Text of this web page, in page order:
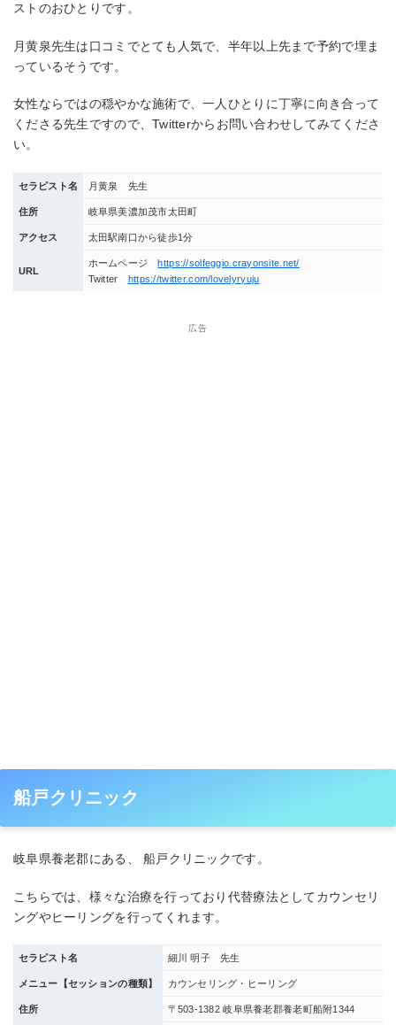
ストのおひとりです。
月黄泉先生は口コミでとても人気で、半年以上先まで予約で埋ま
っているそうです。
女性ならではの穏やかな施術で、一人ひとりに丁寧に向き合って
くださる先生ですので、Twitterからお問い合わせしてみてくださ
い。
セラピスト名 月黄泉 先生
住所 岐阜県美濃加茂市太田町
アクセス 太田駅南口から徒歩1分
URL
ホームページhttps://solfeggio.crayonsite.net/
Twitter https://twitter.com/lovelyryuju
広告
船戸クリニック
岐阜県養老郡にある、 船戸クリニックです。
こちらでは、様々な治療を行っており代替療法としてカウンセリ
ングやヒーリングを行ってくれます。
セラピスト名 細川 明子 先生
メニュー【セッションの種類】 カウンセリング・ヒーリング
住所 〒503-1382 岐阜県養老郡養老町船附1344